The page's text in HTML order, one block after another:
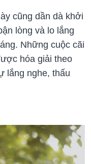
cũng dần dà khởi
lòng và lo lắng
Những cuộc cãi
hóa giải theo
lắng nghe, thấu